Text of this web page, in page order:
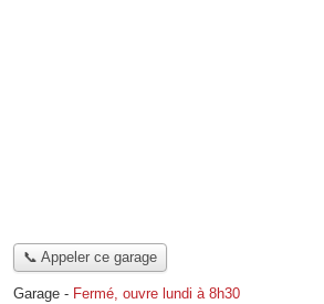
📞 Appeler ce garage
Garage - Fermé, ouvre lundi à 8h30